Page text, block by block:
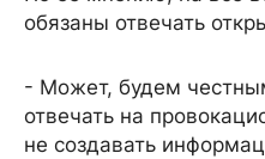
обязаны отвечать
- Может, будем
отвечать на
не создавать